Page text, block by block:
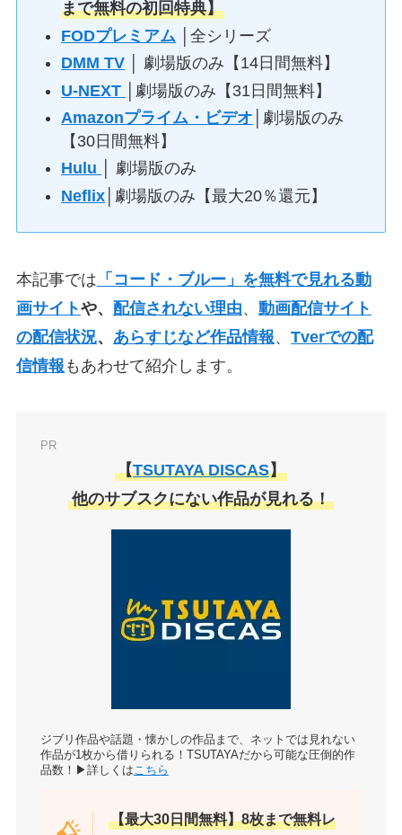
まで無料の初回特典】
FODプレミアム
│全シリーズ
DMM TV
│ 劇場版のみ【14日間無料】
U-NEXT
│劇場版のみ【31日間無料】
Amazonプライム・ビデオ │劇場版のみ
【30日間無料】
Hulu
│ 劇場版のみ
Neflix │劇場版のみ【最大20％還元】
本記事では 「コード・ブルー」を無料で見れる動
画サイトや、 配信されない理由、 動画配信サイト
の配信状況、 あらすじなど作品情報、 Tverでの配
信情報 もあわせて紹介します。
PR
【TSUTAYA DISCAS】
他のサブスクにない作品が見れる！
ジブリ作品や話題・懐かしの作品まで、ネットでは見れない
作品が1枚から借りられる！TSUTAYAだから可能な圧倒的作
品数！▶詳しくはこちら
【最大30日間無料】8枚まで無料レ